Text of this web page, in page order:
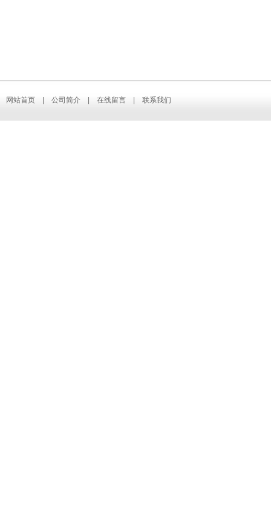
网站首页 公司简介 在线留言 联系我们